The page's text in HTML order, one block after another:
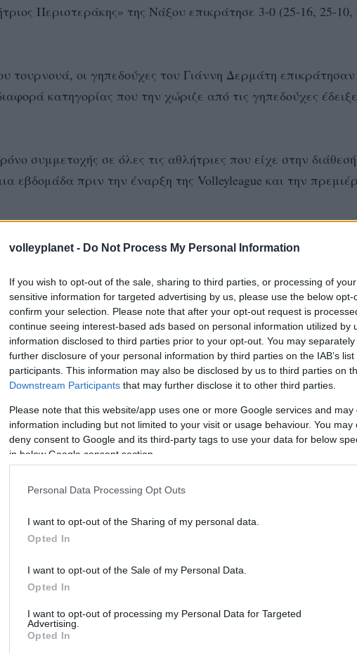
volleyplanet - Do Not Process My Personal Information
If you wish to opt-out of the sale, sharing to third parties, or processing of
sensitive information for targeted advertising by us, please use the below opt-
confirm your selection. Please note that after your opt-out request is
continue seeing interest-based ads based on personal information utilized by
information disclosed to third parties prior to your opt-out. You may
further disclosure of your personal information by third parties on the IAB’s
participants. This information may also be disclosed by us to third parties on
Downstream Participants that may further disclose it to other third parties.
Please note that this website/app uses one or more Google services and
information including but not limited to your visit or usage behaviour. You may
deny consent to Google and its third-party tags to use your data for below
in below Google consent section.
Personal Data Processing Opt Outs
I want to opt-out of the Sharing of my personal data.
Opted In
I want to opt-out of the Sale of my Personal Data.
Opted In
I want to opt-out of processing my Personal Data for Targeted
Advertising.
Opted In
Περιστεράκης» της Νάξου επικράτησε 3-0 (25-16, 25-10,
τουρνουά, οι γηπεδούχες του Γιάννη Δερμάτη
κατηγορίας που την χώριζε από τις γηπεδούχες
συμμετοχής σε όλες τις αθλήτριες που είχε στην
εβδομάδα πριν την έναρξη της Volleyleague και την